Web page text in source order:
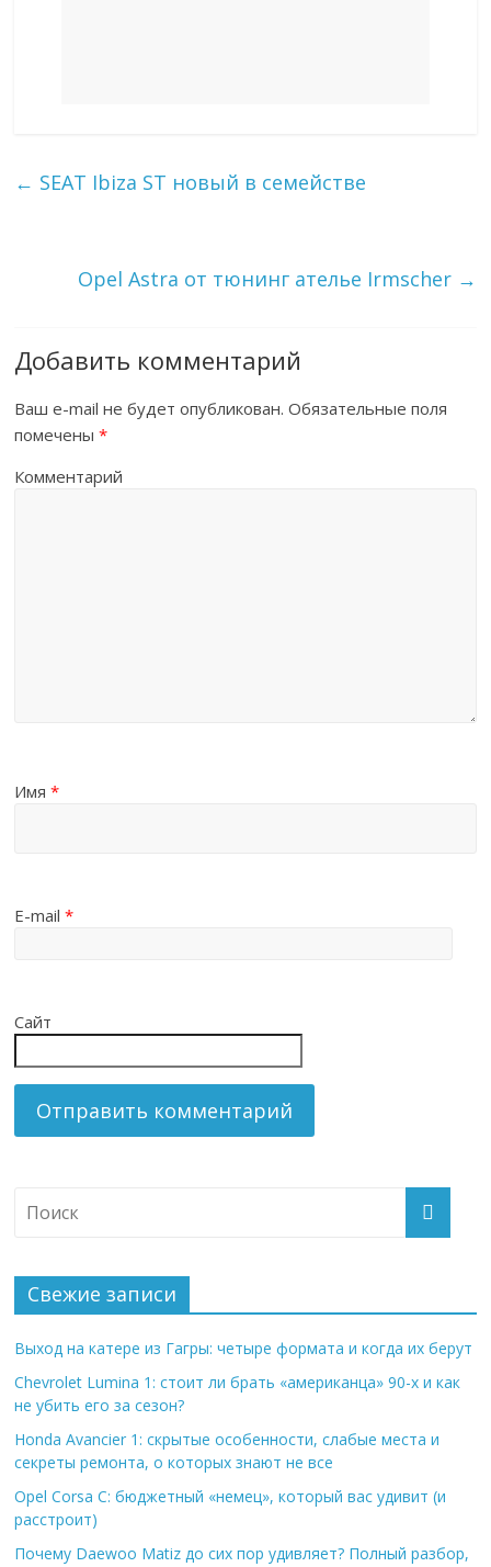
← SEAT Ibiza ST новый в семействе
Opel Astra от тюнинг ателье Irmscher →
Добавить комментарий
Ваш e-mail не будет опубликован. Обязательные поля
помечены*
Комментарий
Имя*
E-mail*
Сайт
Свежие записи
Выход на катере из Гагры: четыре формата и когда их берут
Chevrolet Lumina 1: стоит ли брать «американца» 90-х и как
не убить его за сезон?
Honda Avancier 1: скрытые особенности, слабые места и
секреты ремонта, о которых знают не все
Opel Corsa C: бюджетный «немец», который вас удивит (и
расстроит)
Почему Daewoo Matiz до сих пор удивляет? Полный разбор,